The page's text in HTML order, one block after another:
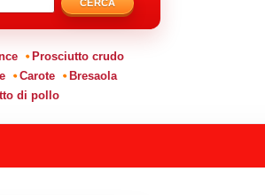
CERCA
Prosciutto crudo
Carote
Bresaola
di pollo